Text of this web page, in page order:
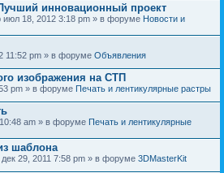
инновационный проект
июл 18, 2012 3:18 pm » в форуме Новости и
11:52 pm » в форуме Объявления
изображения на СТП
pm » в форуме Печать и лентикулярные растры
am » в форуме Печать и лентикулярные
шаблона
дек 29, 2011 7:58 pm » в форуме 3DMasterKit